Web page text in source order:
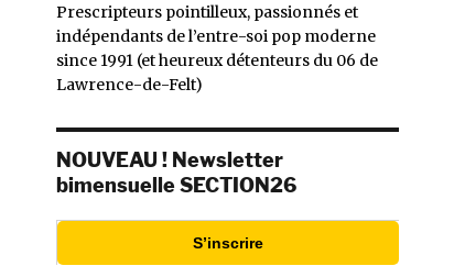
Prescripteurs pointilleux, passionnés et
indépendants de l’entre-soi pop moderne
since 1991 (et heureux détenteurs du 06 de
Lawrence-de-Felt)
NOUVEAU ! Newsletter
bimensuelle SECTION26
S’inscrire